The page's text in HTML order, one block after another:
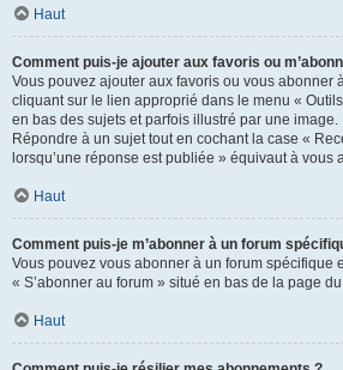
Haut
Comment puis-je ajouter aux favoris ou
Vous pouvez ajouter aux favoris ou vous abonner
cliquant sur le lien approprié dans le menu «
en bas des sujets et parfois illustré par une image.
Répondre à un sujet tout en cochant la case «
lorsqu’une réponse est publiée » équivaut à vous
Haut
Comment puis-je m’abonner à un forum
Vous pouvez vous abonner à un forum spécifique
« S’abonner au forum » situé en bas de la page
Haut